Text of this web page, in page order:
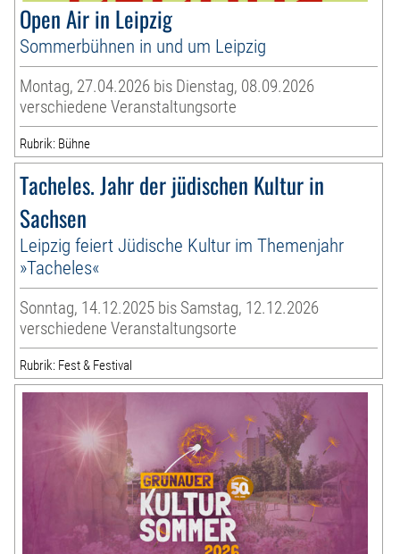
Open Air in Leipzig
Sommerbühnen in und um Leipzig
Montag, 27.04.2026 bis Dienstag, 08.09.2026
verschiedene Veranstaltungsorte
Rubrik: Bühne
Tacheles. Jahr der jüdischen Kultur in
Sachsen
Leipzig feiert Jüdische Kultur im Themenjahr
»Tacheles«
Sonntag, 14.12.2025 bis Samstag, 12.12.2026
verschiedene Veranstaltungsorte
Rubrik: Fest & Festival